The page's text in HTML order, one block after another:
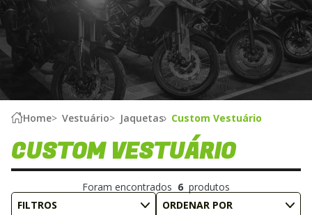
Home Vestuário Jaquetas Custom Vestuário
CUSTOM VESTUÁRIO
Foram encontrados 6 produtos
FILTROS
ORDENAR POR